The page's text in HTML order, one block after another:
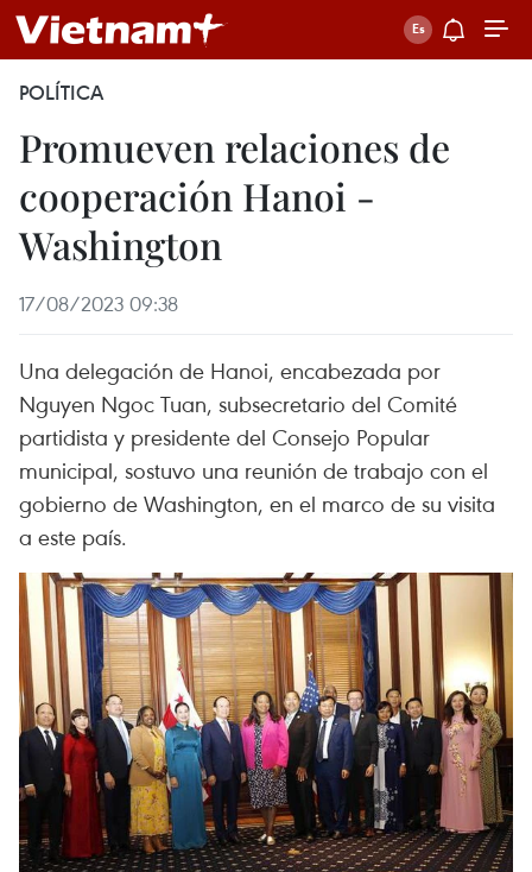
POLÍTICA
Promueven relaciones de
cooperación Hanoi -
Washington
17/08/2023 09:38
Una delegación de Hanoi, encabezada por
Nguyen Ngoc Tuan, subsecretario del Comité
partidista y presidente del Consejo Popular
municipal, sostuvo una reunión de trabajo con el
gobierno de Washington, en el marco de su visita
a este país.